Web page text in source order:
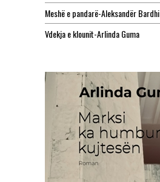
Meshë e pandarë-Aleksandër Bardhi
Vdekja e klounit-Arlinda Guma